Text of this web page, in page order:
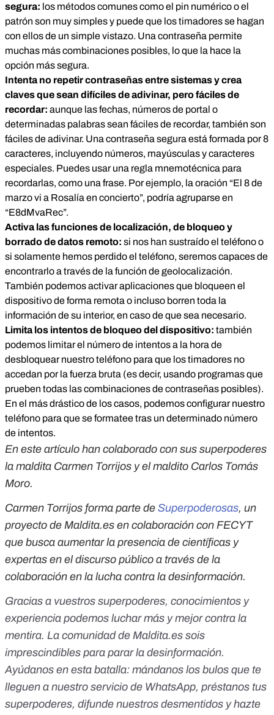
segura: los métodos comunes como el pin numérico o el
patrón son muy simples y puede que los timadores se hagan
con ellos de un simple vistazo. Una contraseña permite
muchas más combinaciones posibles, lo que la hace la
opción más segura.
Intenta no repetir contraseñas entre sistemas y crea
claves que sean difíciles de adivinar, pero fáciles de
recordar: aunque las fechas, números de portal o
determinadas palabras sean fáciles de recordar, también son
fáciles de adivinar. Una contraseña segura está formada por 8
caracteres, incluyendo números, mayúsculas y caracteres
especiales. Puedes usar una regla mnemotécnica para
recordarlas, como una frase. Por ejemplo, la oración “El 8 de
marzo vi a Rosalía en concierto”, podría agruparse en
“E8dMvaRec”.
Activa las funciones de localización, de bloqueo y
borrado de datos remoto: si nos han sustraído el teléfono o
si solamente hemos perdido el teléfono, seremos capaces de
encontrarlo a través de la función de geolocalización.
También podemos activar aplicaciones que bloqueen el
dispositivo de forma remota o incluso borren toda la
información de su interior, en caso de que sea necesario.
Limita los intentos de bloqueo del dispositivo: también
podemos limitar el número de intentos a la hora de
desbloquear nuestro teléfono para que los timadores no
accedan por la fuerza bruta (es decir, usando programas que
prueben todas las combinaciones de contraseñas posibles).
En el más drástico de los casos, podemos configurar nuestro
teléfono para que se formatee tras un determinado número
de intentos.
En este artículo han colaborado con sus superpoderes
la maldita Carmen Torrijos y el maldito Carlos Tomás
Moro.
Carmen Torrijos forma parte de Superpoderosas, un
proyecto de Maldita.es en colaboración con FECYT
que busca aumentar la presencia de científicas y
expertas en el discurso público a través de la
colaboración en la lucha contra la desinformación.
Gracias a vuestros superpoderes, conocimientos y
experiencia podemos luchar más y mejor contra la
mentira. La comunidad de Maldita.es sois
imprescindibles para parar la desinformación.
Ayúdanos en esta batalla: mándanos los bulos que te
lleguen a nuestro servicio de WhatsApp, préstanos tus
superpoderes, difunde nuestros desmentidos yhazte